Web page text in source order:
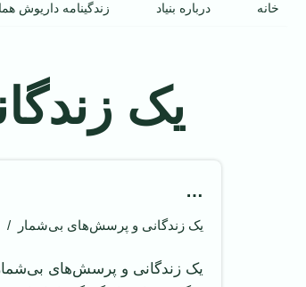
خانه درباره بنیاد زندگینامه داریوش
یک
…
یک زندگانی و پرسش‌های بی‌شمار
یک زندگانی و پرسش‌های